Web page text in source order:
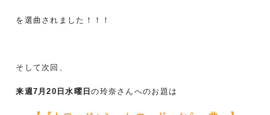
を選曲されました！！！
そして次回、
来週7月20日水曜日の玲奈さんへのお題は